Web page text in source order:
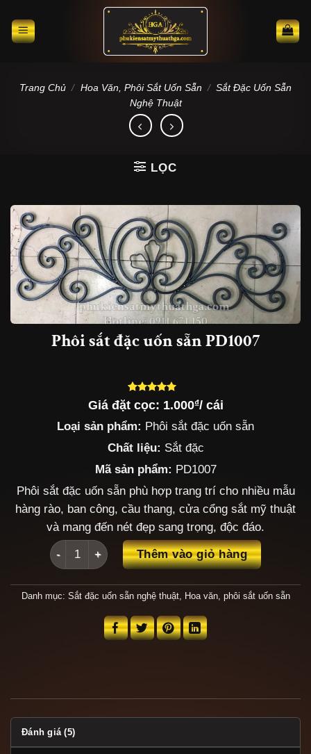
content
Trang Chủ / Hoa Văn, Phôi Sắt Uốn Sẵn / Sắt Đặc Uốn Sẵn
Nghệ Thuật
LỌC
Phôi sắt đặc uốn sẵn PD1007
5.00trên 5
dựa trên
5
đánh giá
Giá đặt cọc: 1.000₫/ cái
Loại sản phẩm: Phôi sắt đặc uốn sẵn
Chất liệu: Sắt đặc
Mã sản phẩm: PD1007
Phôi sắt đặc uốn sẵn phù hợp trang trí cho nhiều mẫu
hàng rào, ban công, cầu thang, cửa cổng sắt mỹ thuật
và mang đến nét đẹp sang trọng, độc đáo.
Phôi sắt đặc uốn sẵn PD1007 số lượng
Thêm vào giỏ hàng
Danh mục: Sắt đặc uốn sẵn nghệ thuật, Hoa văn, phôi sắt uốn sẵn
Đánh giá (5)